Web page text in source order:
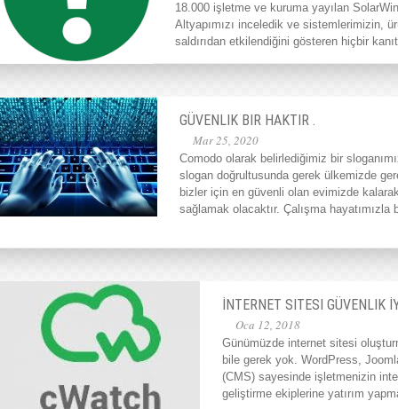
18.000 işletme ve kuruma yayılan
Altyapımızı inceledik ve sistemlerimizin,
saldırıdan etkilendiğini gösteren hiçbir
GÜVENLIK BIR HAKTIR .
Mar 25, 2020
Comodo olarak belirlediğimiz bir
slogan doğrultusunda gerek ülkemizde
bizler için en güvenli olan evimizde
sağlamak olacaktır. Çalışma
İNTERNET SITESI GÜVENLIK
Oca 12, 2018
Günümüzde internet sitesi
bile gerek yok. WordPress,
(CMS) sayesinde işletmenizin
geliştirme ekiplerine yatırım